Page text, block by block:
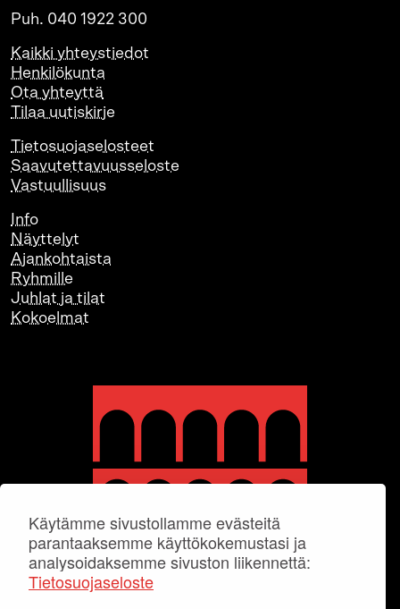
Käytämme sivustollamme evästeitä
parantaaksemme käyttökokemustasi ja
analysoidaksemme sivuston liikennettä:
Tietosuojaseloste
Puh. 040 1922 300
Kaikki yhteystiedot
Henkilökunta
Ota yhteyttä
Tilaa uutiskirje
Tietosuojaselosteet
Saavutettavuusseloste
Vastuullisuus
Info
Näyttelyt
Ajankohtaista
Ryhmille
Juhlat ja tilat
Kokoelmat